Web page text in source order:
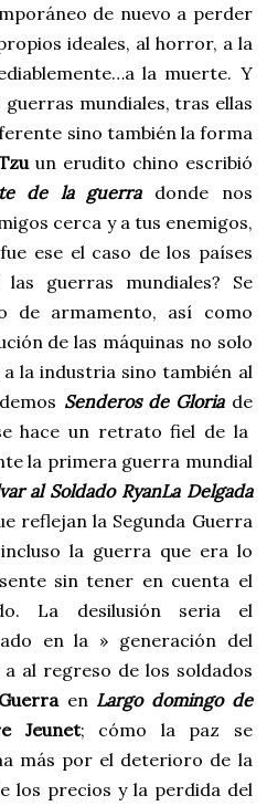
de nuevo a perder
ideales, al horror, a la
la muerte. Y
mundiales, tras ellas
sino también la forma
un erudito chino escribió
de la guerra donde nos
cerca y a tus enemigos,
ese el caso de los países
guerras mundiales? Se
de armamento, así como
de las máquinas no solo
la industria sino también al
Senderos de Gloriade
hace un retrato fiel de la
la primera guerra mundial
al Soldado RyanLa Delgada
reflejan la Segunda Guerra
la guerra que era lo
sin tener en cuenta el
La desilusión seria el
en la » generación del
al regreso de los soldados
en Largo domingo de
Jeunet; cómo la paz se
más por el deterioro de la
los precios y la perdida del